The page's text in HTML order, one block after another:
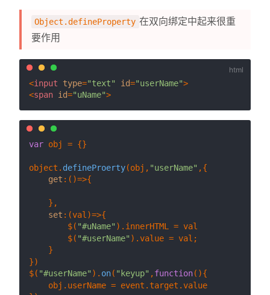
Object.defineProperty 在双向绑定中起来很重
要作用
<input type="text" id="userName">
<span id="uName">
var obj = {}
object. defineProerty(obj, "userName" ,{
get : ()=>{
    },
set : (val )=>{
        $(
"#uName" ). innerHTML
= val
        $(
"#userName" ).value = val;
    }
})
$( "#userName" ). on( "keyup" ,function( ){
    obj.
userName = event. target .value